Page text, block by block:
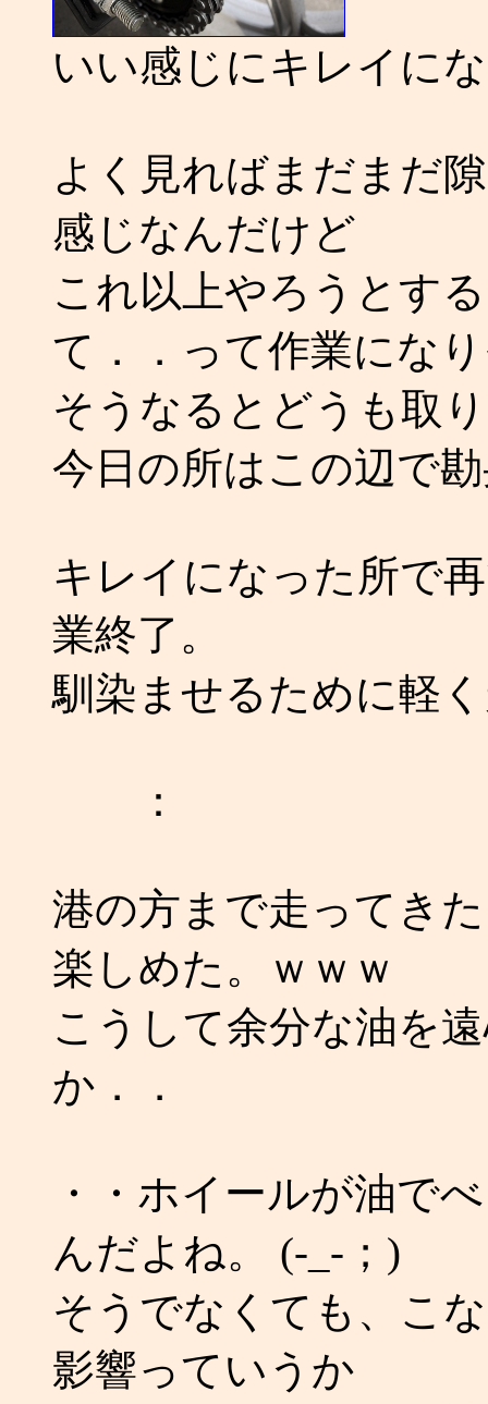
いい感じにキレイに
よく見ればまだまだ
感じなんだけど
これ以上やろうとす
て．．って作業にな
そうなるとどうも取
今日の所はこの辺で
キレイになった所で
業終了。
馴染ませるために軽
：
港の方まで走ってき
楽しめた。ｗｗｗ
こうして余分な油を
か．．
・・ホイールが油で
んだよね。 (-_-；)
そうでなくても、こ
影響っていうか